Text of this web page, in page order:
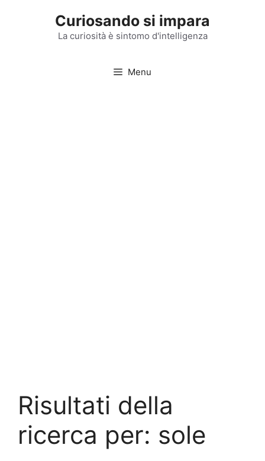
Curiosando si impara
La curiosità è sintomo d'intelligenza
Menu
Risultati della
ricerca per: sole